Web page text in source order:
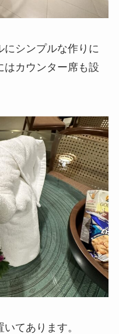
にシンプルな作りに
はカウンター席も設
てあります。